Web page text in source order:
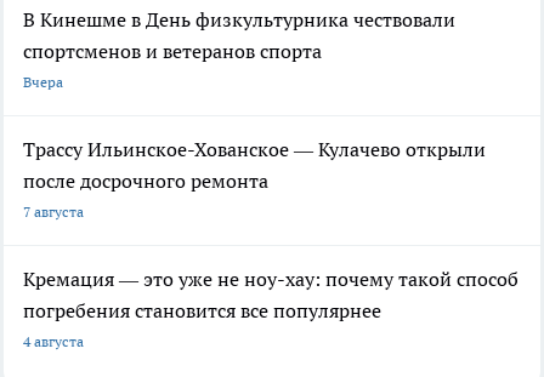
В Кинешме в День физкультурника чествовали
спортсменов и ветеранов спорта
Вчера
Трассу Ильинское-Хованское — Кулачево открыли
после досрочного ремонта
7 августа
Кремация — это уже не ноу-хау: почему такой способ
погребения становится все популярнее
4 августа